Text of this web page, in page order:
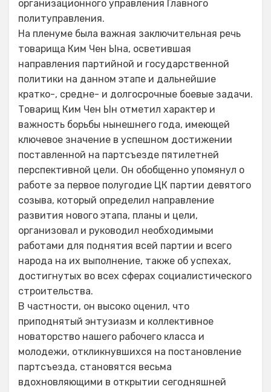
организационного управления Главного
политуправления.
На пленуме была важная заключительная речь
товарища Ким Чен Ына, осветившая
направления партийной и государственной
политики на данном этапе и дальнейшие
кратко-, средне- и долгосрочные боевые задачи.
Товарищ Ким Чен Ын отметил характер и
важность борьбы нынешнего года, имеющей
ключевое значение в успешном достижении
поставленной на партсъезде пятилетней
перспективной цели. Он обобщенно упомянул о
работе за первое полугодие ЦК партии девятого
созыва, который определил направление
развития нового этапа, планы и цели,
организовал и руководил необходимыми
работами для поднятия всей партии и всего
народа на их выполнение, также об успехах,
достигнутых во всех сферах социалистического
строительства.
В частности, он высоко оценил, что
приподнятый энтузиазм и коллективное
новаторство нашего рабочего класса и
молодежи, откликнувшихся на постановление
партсъезда, становятся весьма
вдохновляющими в открытии сегодняшней